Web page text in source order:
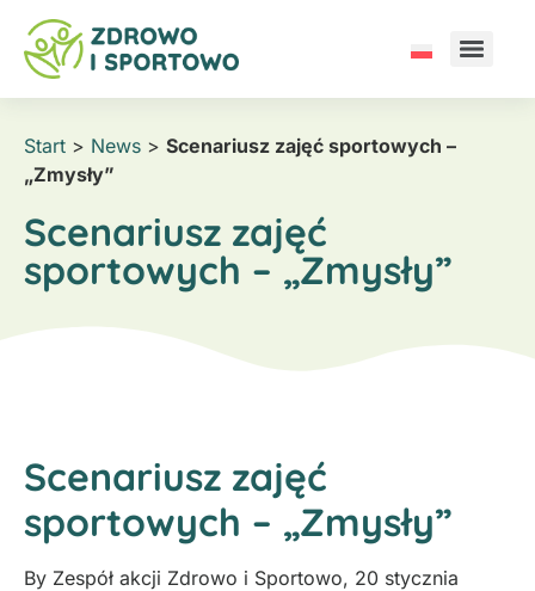
Start > News > Scenariusz zajęć sportowych –
„Zmysły”
Scenariusz zajęć
sportowych – „Zmysły”
Scenariusz zajęć
sportowych – „Zmysły”
By Zespół akcji Zdrowo i Sportowo, 20 stycznia